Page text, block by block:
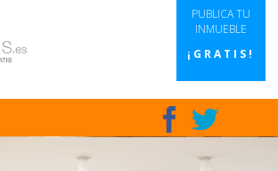
PUBLICA TU
INMUEBLE
¡GRATIS!